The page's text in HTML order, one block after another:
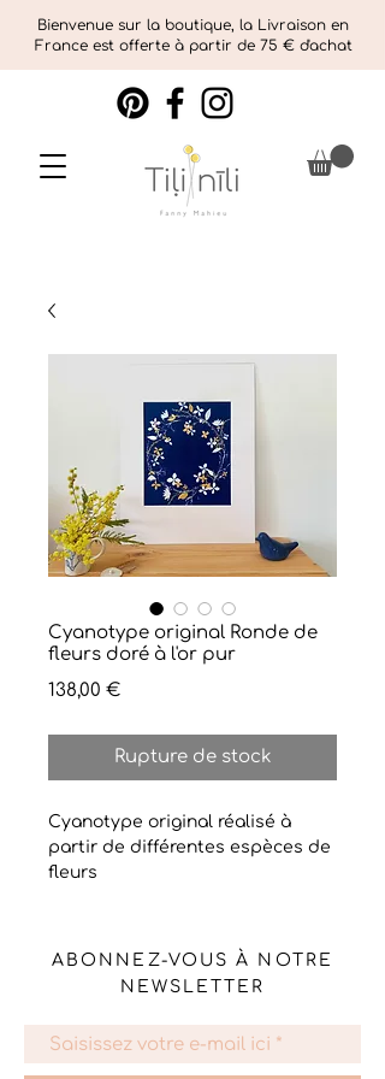
Bienvenue sur la boutique, la Livraison en
France est offerte à partir de 75 € d'achat
Cyanotype original Ronde de
fleurs doré à l'or pur
138,00 €Prix
Rupture de stock
Cyanotype original réalisé à
partir de différentes espèces de
fleurs
l'or pur. Impression et dorure sur
Format 30 x 40 cm prêt à être
encadré avec son passe-partout
réalisé sur mesure.
ABONNEZ-VOUS À NOTRE
NEWSLETTER